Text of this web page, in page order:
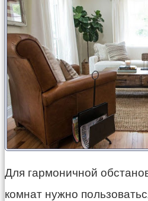
Для гармоничной
комнат нужно